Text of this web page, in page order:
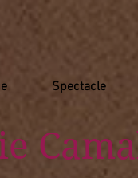
Spectacle